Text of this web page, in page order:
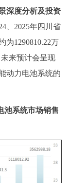
深度分析及投资
、2025年四川省
为1290810.22万
未来预计会呈现
动力电池系统的
池系统市场销售